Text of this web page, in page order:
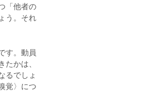
「他者の
う。それ
す。動員
かは、
るでしょ
覚〉につ